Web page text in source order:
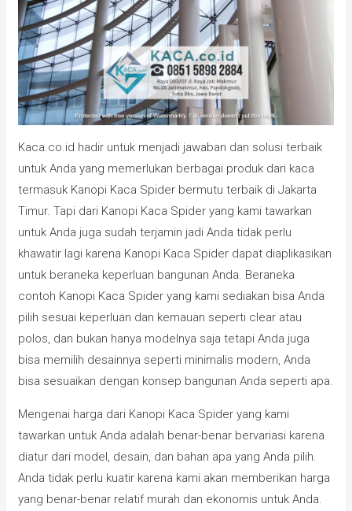
Kaca.co.id hadir untuk menjadi jawaban dan solusi terbaik
untuk Anda yang memerlukan berbagai produk dari kaca
termasuk Kanopi Kaca Spider bermutu terbaik di Jakarta
Timur. Tapi dari Kanopi Kaca Spider yang kami tawarkan
untuk Anda juga sudah terjamin jadi Anda tidak perlu
khawatir lagi karena Kanopi Kaca Spider dapat diaplikasikan
untuk beraneka keperluan bangunan Anda. Beraneka
contoh Kanopi Kaca Spider yang kami sediakan bisa Anda
pilih sesuai keperluan dan kemauan seperti clear atau
polos, dan bukan hanya modelnya saja tetapi Anda juga
bisa memilih desainnya seperti minimalis modern, Anda
bisa sesuaikan dengan konsep bangunan Anda seperti apa.
Mengenai harga dari Kanopi Kaca Spider yang kami
tawarkan untuk Anda adalah benar-benar bervariasi karena
diatur dari model, desain, dan bahan apa yang Anda pilih.
Anda tidak perlu kuatir karena kami akan memberikan harga
yang benar-benar relatif murah dan ekonomis untuk Anda.